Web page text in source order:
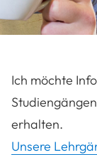
Ich möchte
erhalten.
Unsere